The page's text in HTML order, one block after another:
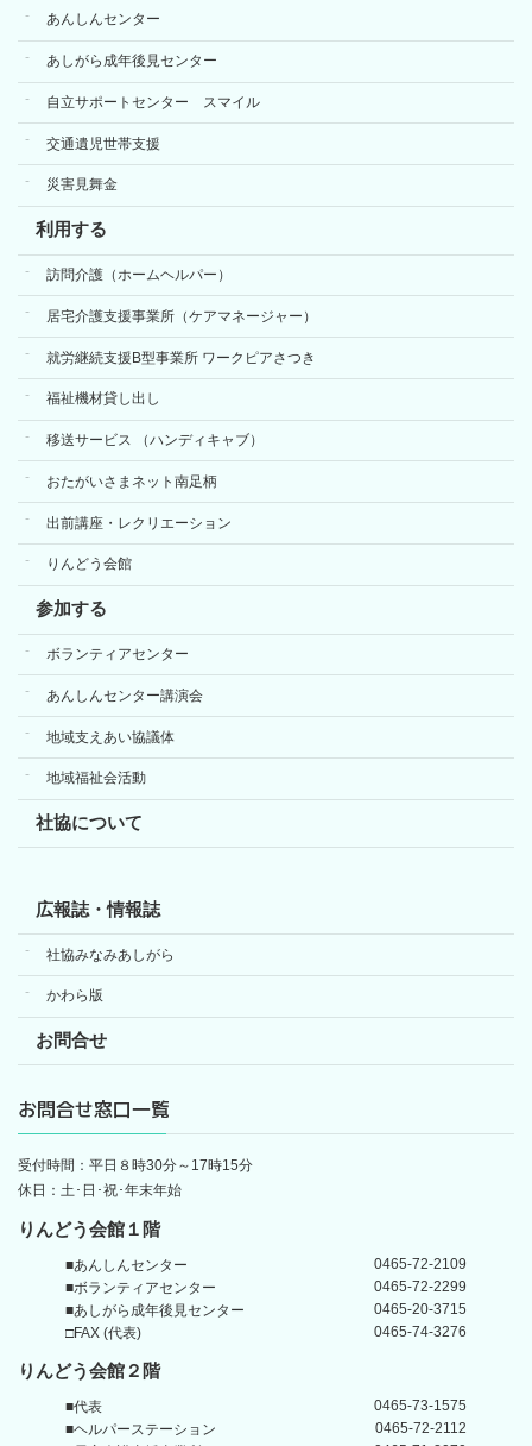
あんしんセンター
あしがら成年後見センター
自立サポートセンター スマイル
交通遺児世帯支援
災害見舞金
利用する
訪問介護（ホームヘルパー）
居宅介護支援事業所（ケアマネージャー）
就労継続支援B型事業所 ワークピアさつき
福祉機材貸し出し
移送サービス （ハンディキャブ）
おたがいさまネット南足柄
出前講座・レクリエーション
りんどう会館
参加する
ボランティアセンター
あんしんセンター講演会
地域支えあい協議体
地域福祉会活動
社協について
広報誌・情報誌
社協みなみあしがら
かわら版
お問合せ
お問合せ窓口一覧
受付時間：平日８時30分～17時15分
休日：土･日･祝･年末年始
りんどう会館１階
■あんしんセンター
0465-72-2109
■ボランティアセンター
0465-72-2299
■あしがら成年後見センター
0465-20-3715
□FAX (代表)
0465-74-3276
りんどう会館 ２階
■代表
0465-73-1575
■ヘルパーステーション
0465-72-2112